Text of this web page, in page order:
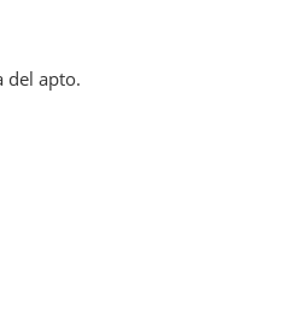
del apto.